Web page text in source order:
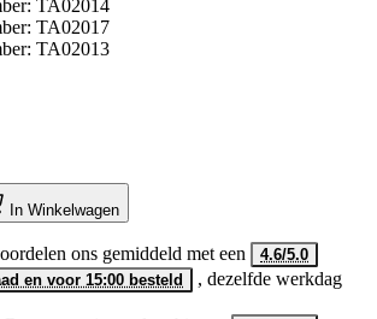
TA02016
TA02014
TA02017
ons gemiddeld met een 4.6/5.0
en voor 15:00 besteld